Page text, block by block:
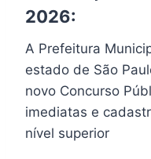
2026:
A Prefeitura
estado de São
novo Concurso
imediatas e
nível superior